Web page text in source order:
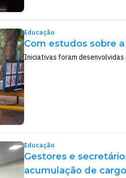
Educação
Com estudos sobre
Iniciativas foram desenvolvidas
Educação
Gestores e
acumulação de